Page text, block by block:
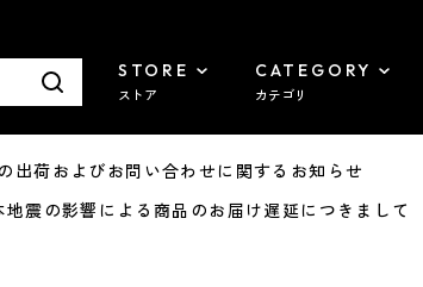
STORE
ストア
CATEGORY
カテゴリ
荷およびお問い合わせに関するお知らせ
の影響による商品のお届け遅延につきまして